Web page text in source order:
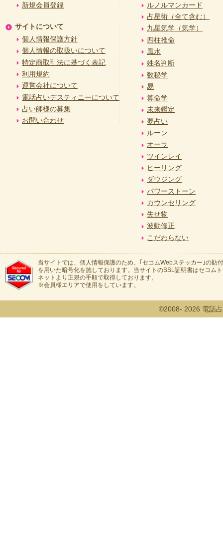
新規会員登録
サイトについて
個人情報保護方針
個人情報の取扱いについて
特定商取引法に基づく表記
利用規約
運営会社について
電話占いデスティニーについて
占い師様の募集
お問い合わせ
ルノルマンカード
占星術（全て含む）
九星気学（気学）
四柱推命
風水
姓名判断
数秘学
易
算命学
未来鑑定
夢占い
ルーン
オーラ
ツインレイ
ヒーリング
ダウジング
パワーストーン
カウンセリング
失せ物
波動修正
こだわらない
当サイトでは、個人情報保護のため、｢セコムWebステッカー｣の貼
を用いた暗号化を施しております。当サイトのSSL証明書はセコム
ネットより正規の手順で取得しております。
※会員様エリアで使用をしています。
©2008- 2026 電話